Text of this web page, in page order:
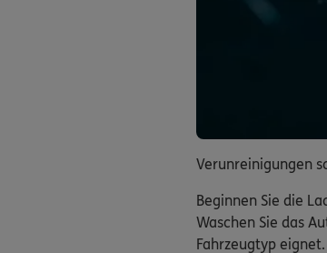
Verunreinigungen
Beginnen Sie die
Waschen Sie das
Fahrzeugtyp